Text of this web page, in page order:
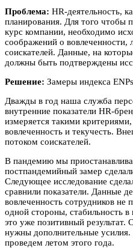
Проблема: HR-деятельность,
планирования. Для того чтобы
курс компании, необходимо
соображений о вовлеченности,
соискателей. Данные, на
должны быть подтверждены
Решение: Замеры индекса
Дважды в год наша служба
внутренние показатели HR-
измеряется такими
вовлеченность и текучесть.
потоком соискателей.
В пандемию мы
постпандемийный замер
Следующее исследование
сравнили показатели. Данные
вовлеченность сотрудников не
одной стороны, стабильность в
это уже позитивный
нужны дополнительные
проведем летом этого года.